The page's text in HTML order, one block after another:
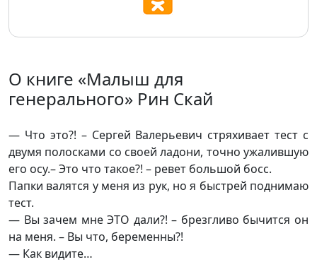
О книге «Малыш для
генерального» Рин Скай
— Что это?! – Сергей Валерьевич стряхивает тест с
двумя полосками со своей ладони, точно ужалившую
его осу.– Это что такое?! – ревет большой босс.
Папки валятся у меня из рук, но я быстрей поднимаю
тест.
— Вы зачем мне ЭТО дали?! – брезгливо бычится он
на меня. – Вы что, беременны?!
— Как видите…